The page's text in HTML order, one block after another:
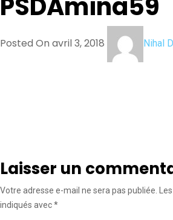
Posted On avril 3, 2018 Nihal
Laisser un
Votre adresse e-mail ne sera pas publiée.
indiqués avec*